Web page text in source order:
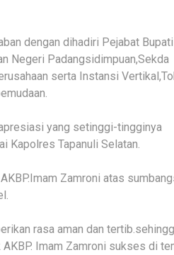
dengan dihadiri Pejabat Bupati
Negeri Padangsidimpuan,Sekda
serta Instansi
yang setinggi-tingginya
Kapolres Tapanuli Selatan.
Zamroni atas
rasa aman dan
Imam Zamroni sukses di